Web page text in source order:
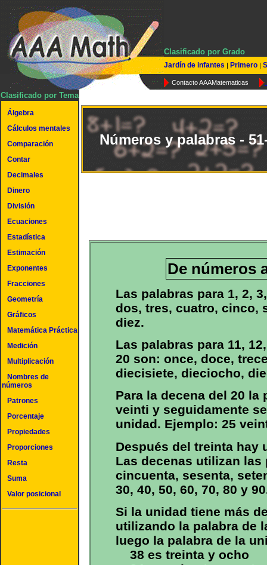
Clasificado por Grado
Jardín de infantes | Primero |
Contacto AAAMatematicas
Clasificado por Tema
Álgebra
Cálculos mentales
Comparación
Contar
Decimales
Dinero
División
Ecuaciones
Estadística
Estimación
Exponentes
Fracciones
Geometría
Gráficos
Matemática Práctica
Medición
Multiplicación
Nombres de
números
Patrones
Porcentaje
Propiedades
Proporciones
Resta
Suma
Valor posicional
Números y palabras -
De números
Las palabras para 1, 2,
dos, tres, cuatro, cinco,
diez.
Las palabras para 11,
20 son: once, doce,
diecisiete, dieciocho,
Para la decena del 20 la
veinti y seguidamente
unidad. Ejemplo: 25
Después del treinta hay
Las decenas utilizan las
cincuenta, sesenta,
30, 40, 50, 60, 70, 80 y
Si la unidad tiene más
utilizando la palabra de
luego la palabra de la
38 es treinta y ocho